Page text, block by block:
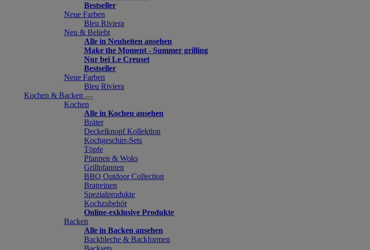
Bestseller
Neue Farben
Bleu Riviera
Neu & Beliebt
Alle in Neuheiten ansehen
Make the Moment - Summer grilling
Nur bei Le Creuset
Bestseller
Neue Farben
Bleu Riviera
Kochen & Backen
Kochen
Alle in Kochen ansehen
Bräter
Deckelknopf Kollektion
Kochgeschirr-Sets
Töpfe
Pfannen & Woks
Grillpfannen
BBQ Outdoor Collection
Bratreinen
Spezialprodukte
Kochzubehör
Online-exklusive Produkte
Backen
Alle in Backen ansehen
Backbleche & Backformen
Backsets